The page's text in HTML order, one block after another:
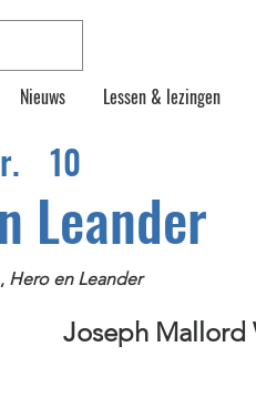
Nieuws Lessen & lezingen
Leander
10
Hero en Leander
Joseph Mallord